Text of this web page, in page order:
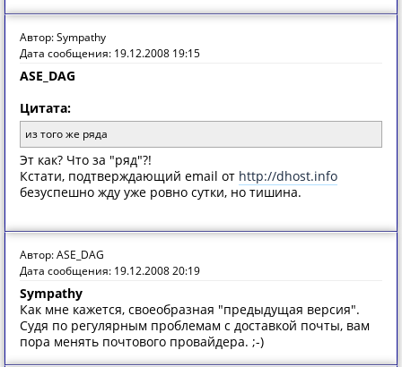
Автор: Sympathy
Дата сообщения: 19.12.2008 19:15
ASE_DAG
Цитата:
из того же ряда
Эт как? Что за "ряд"?!
Кстати, подтверждающий email от http://dhost.info
безуспешно жду уже ровно сутки, но тишина.
Автор: ASE_DAG
Дата сообщения: 19.12.2008 20:19
Sympathy
Как мне кажется, своеобразная "предыдущая версия".
Судя по регулярным проблемам с доставкой почты, вам
пора менять почтового провайдера. ;-)